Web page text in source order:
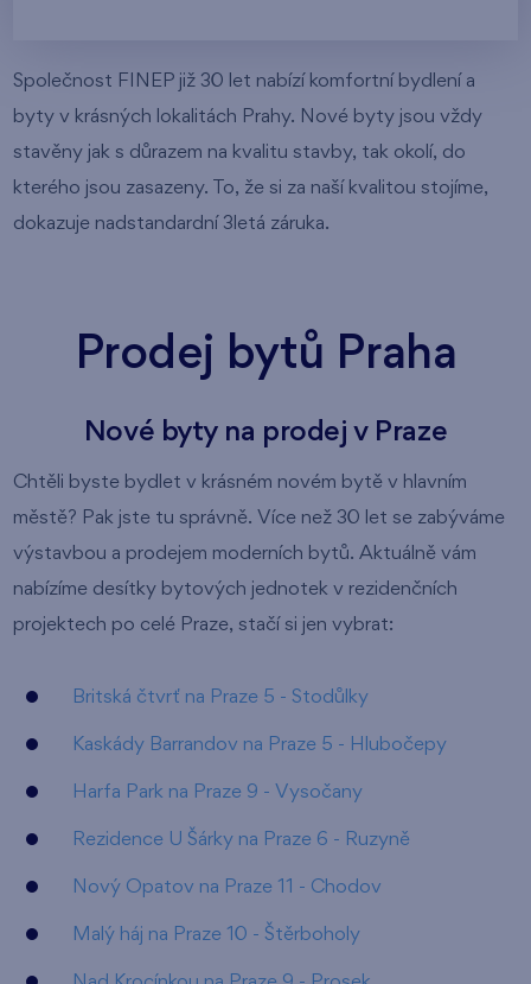
Společnost FINEP již 30 let nabízí komfortní bydlení a
byty v krásných lokalitách Prahy. Nové byty jsou vždy
stavěny jak s důrazem na kvalitu stavby, tak okolí, do
kterého jsou zasazeny. To, že si za naší kvalitou stojíme,
dokazuje nadstandardní 3letá záruka.
Prodej bytů Praha
Nové byty na prodej v Praze
Chtěli byste bydlet v krásném novém bytě v hlavním
městě? Pak jste tu správně. Více než 30 let se zabýváme
výstavbou a prodejem moderních bytů. Aktuálně vám
nabízíme desítky bytových jednotek v rezidenčních
projektech po celé Praze, stačí si jen vybrat:
Britská čtvrť na Praze 5 - Stodůlky
Kaskády Barrandov na Praze 5 - Hlubočepy
Harfa Park na Praze 9 - Vysočany
Rezidence U Šárky na Praze 6 - Ruzyně
Nový Opatov na Praze 11 - Chodov
Malý háj na Praze 10 - Štěrboholy